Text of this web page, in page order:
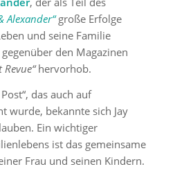
Alexander“große Erfolge
und seine Familie
den Magazinen
Revue“hervorhob.
das auch auf
wurde, bekannte sich Jay
Ein wichtiger
ist das gemeinsame
Frau und seinen Kindern.